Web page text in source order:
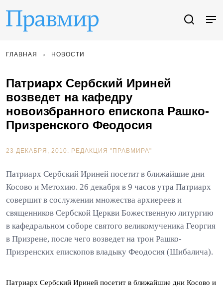
ГЛАВНАЯ НОВОСТИ
Патриарх Сербский Ириней
возведет на кафедру
новоизбранного епископа Рашко-
Призренского Феодосия
23 ДЕКАБРЯ, 2010. РЕДАКЦИЯ "ПРАВМИРА"
Патриарх Сербский Ириней посетит в ближайшие дни
Косово и Метохию. 26 декабря в 9 часов утра Патриарх
совершит в сослужении множества архиереев и
священников Сербской Церкви Божественную литургию
в кафедральном соборе святого великомученика Георгия
в Призрене, после чего возведет на трон Рашко-
Призренских епископов владыку Феодосия (Шибалича).
Патриарх Сербский Ириней посетит в ближайшие дни Косово и